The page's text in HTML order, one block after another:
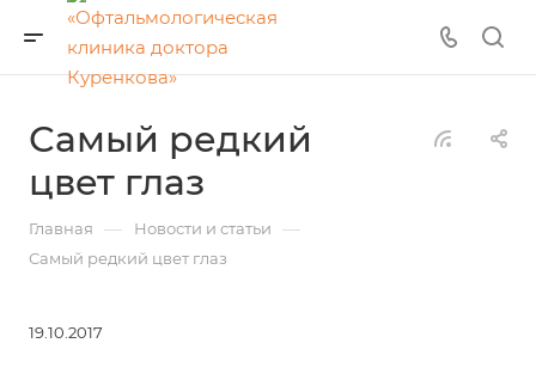
Самый редкий
цвет глаз
Главная — Новости и статьи —
Самый редкий цвет глаз
19.10.2017